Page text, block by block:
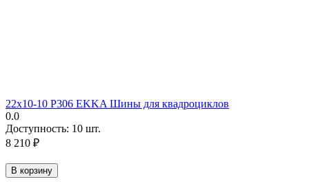
22х10-10 P306 EKKA Шины для квадроциклов
0.0
Доступность: 10 шт.
8 210 ₽
В корзину